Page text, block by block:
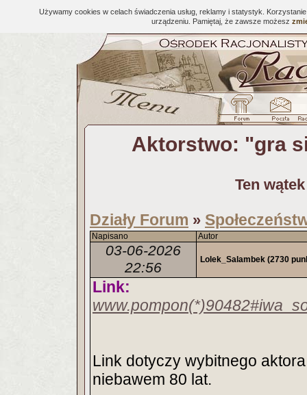
Używamy cookies w celach świadczenia usług, reklamy i statystyk.
urządzeniu. Pamiętaj, że zawsze możesz
Aktorstwo: "gra
Ten
Działy Forum »
Napisano Autor
03-06-2026
22:56
Lolek_Salambek (2730
Link:
Link dotyczy wybitnego
niebawem 80 lat.